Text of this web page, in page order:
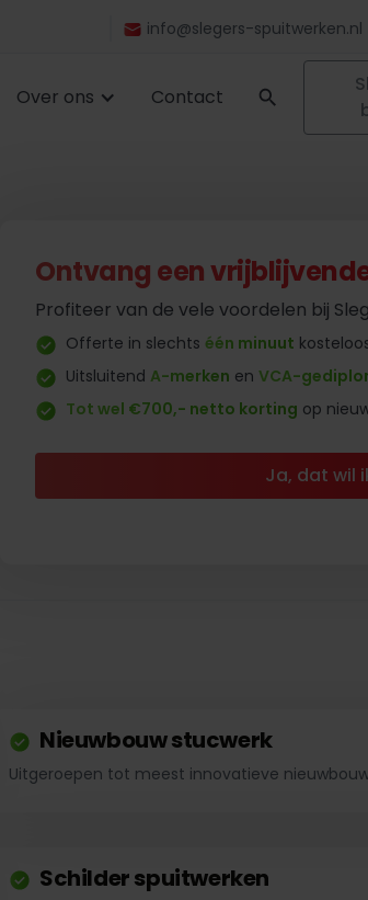
info@slegers-spuitwerken.nl
Over ons Contact
Ontvang een
Profiteer van de vele voordelen bij
Offerte in slechts één minuut
Uitsluitend A-merken en VCA-
Tot wel €700,- netto korting op
Ja, dat wil
Nieuwbouw stucwerk
Uitgeroepen tot meest innovatieve
Schilder spuitwerken